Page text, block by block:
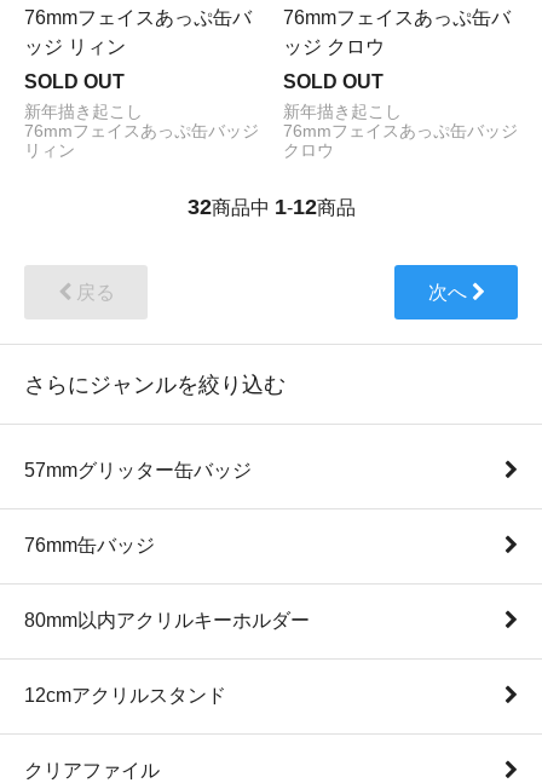
76mmフェイスあっぷ缶バ
ッジ リィン
SOLD OUT
新年描き起こし
76mmフェイスあっぷ缶バッジ
リィン
76mmフェイスあっぷ缶バ
ッジ クロウ
SOLD OUT
新年描き起こし
76mmフェイスあっぷ缶バッジ
クロウ
32商品中 1-12商品
戻る 次へ
さらにジャンルを絞り込む
57mmグリッター缶バッジ
76mm缶バッジ
80mm以内アクリルキーホルダー
12cmアクリルスタンド
クリアファイル